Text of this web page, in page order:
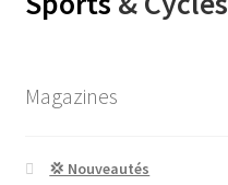
Magazines
💢 Nouveautés